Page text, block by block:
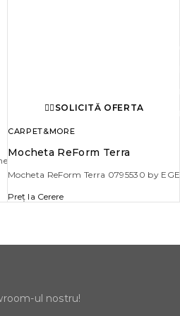
SOLICITĂ OFERTA
CARPET&MORE
Mocheta ReForm Terra
Mocheta ReForm Terra 0795530 by EGE
Preț la Cerere
ul nostru!